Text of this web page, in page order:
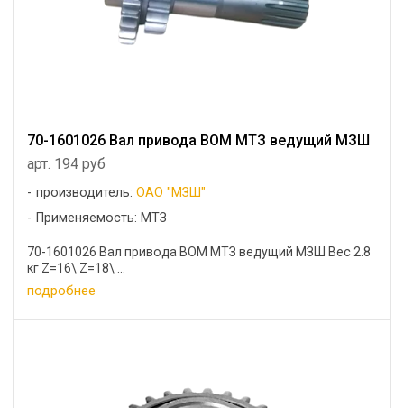
70-1601026 Вал привода ВОМ МТЗ ведущий МЗШ
арт. 194 руб
производитель:ОАО "МЗШ"
Применяемость: МТЗ
70-1601026 Вал привода ВОМ МТЗ ведущий МЗШ Вес 2.8
кг Z=16\ Z=18\ ...
подробнее